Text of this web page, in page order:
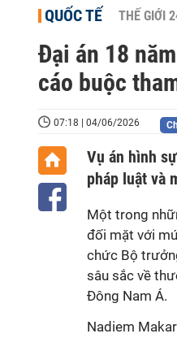
QUỐC TẾ THẾ GIỚI
Đại án 18
cáo buộc
07:18 | 04/06/2026
Vụ án hình
pháp luật và
Một trong
đối mặt với
chức Bộ
sâu sắc về
Đông Nam Á.
Nadiem